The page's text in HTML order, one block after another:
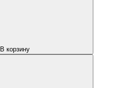
В корзину